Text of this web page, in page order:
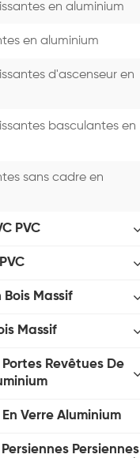
en aluminium
en aluminium
d'ascenseur en
basculantes en
sans cadre en
PVC
Bois Massif
Massif
Revêtues De
Verre Aluminium
Persiennes